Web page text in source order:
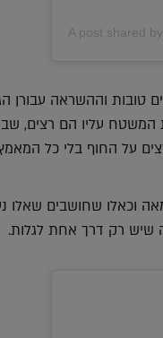
A post shared
טובות וההשראה עבורן
המשטח עליו הם רצים,
על החוף בלי כל
וכאלו שחושבים שאלו
שיש רק דרך אחת לגלות.